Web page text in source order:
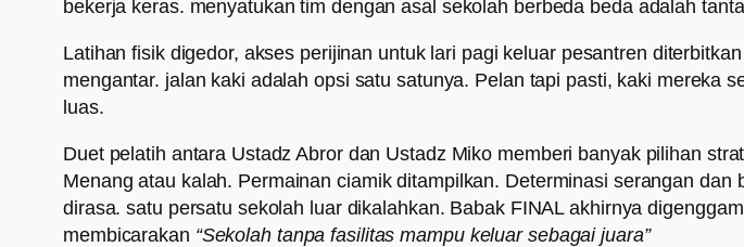
bekerja keras. menyatukan tim dengan asal sekolah berbeda beda adalah
Latihan fisik digedor, akses perijinan untuk lari pagi keluar pesantren
mengantar. jalan kaki adalah opsi satu satunya. Pelan tapi pasti, kaki mereka
luas.
Duet pelatih antara Ustadz Abror dan Ustadz Miko memberi banyak pilihan
Menang atau kalah. Permainan ciamik ditampilkan. Determinasi serangan
dirasa. satu persatu sekolah luar dikalahkan. Babak FINAL akhirnya
membicarakan “Sekolah tanpa fasilitas mampu keluar sebagai juara”